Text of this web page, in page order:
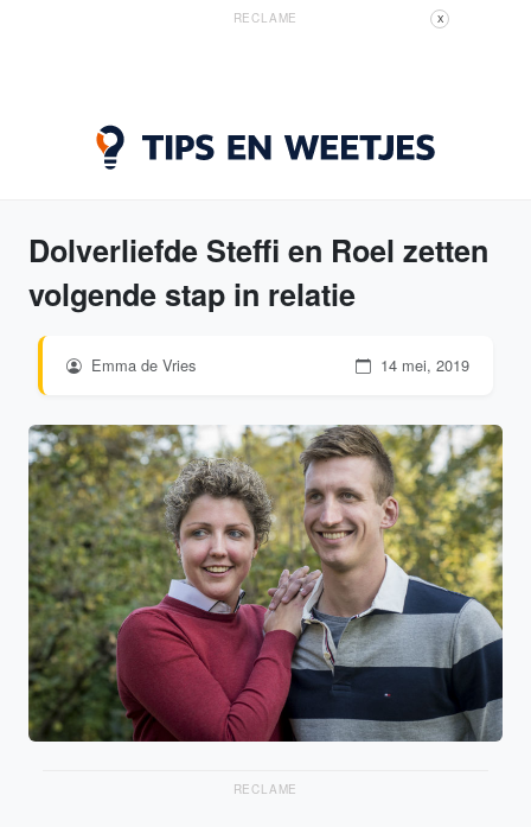
RECLAME X
Dolverliefde Steffi en Roel zetten
volgende stap in relatie
Emma de Vries 14 mei, 2019
RECLAME